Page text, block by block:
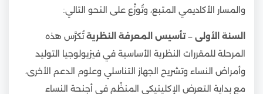
والمسار الأكاديمي المتبع، وتُوزَّع على النحو التالي:
السنة الأولى – تأسيس المعرفة النظريةتُكرَّس هذه
المرحلة للمقررات النظرية الأساسية في فيزيولوجيا التوليد
وأمراض النساء وتشريح الجهاز التناسلي وعلوم الدعم الأخرى،
مع بداية التعرض الإكلينيكي المنظّم في أجنحة النساء